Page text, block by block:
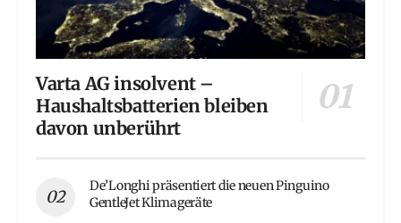
Varta AG insolvent –
Haushaltsbatterien bleiben
davon unberührt
De’Longhi präsentiert die neuen Pinguino
GentleJet Klimageräte